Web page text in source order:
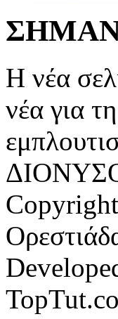
Η νέα
νέα για